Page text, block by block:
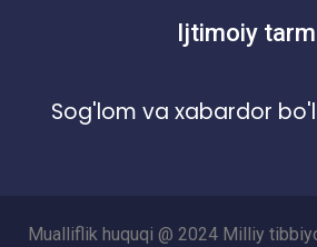
Ijtimoiy
Sog'lom va xabardor
Mualliflik huquqi @ 2024 Milliy